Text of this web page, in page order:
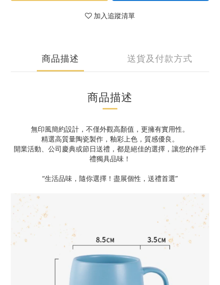
加入追蹤清單
商品描述 送貨及付款方式
商品描述
無印風簡約設計，不僅外觀高顏值，更擁有實用性。
精選高質量陶瓷製作，釉彩上色，質感優良。
開業活動、公司慶典或節日送禮，都是絕佳的選擇，讓您的伴手
禮獨具品味！
“生活品味，隨你選擇！盡展個性，送禮首選”